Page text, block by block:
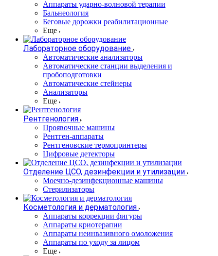
Аппараты ударно-волновой терапии
Бальнеология
Беговые дорожки реабилитационные
Еще
Лабораторное оборудование
Автоматические анализаторы
Автоматические станции выделения и
пробоподготовки
Автоматические стейнеры
Анализаторы
Еще
Рентгенология
Проявочные машины
Рентген-аппараты
Рентгеновские термопринтеры
Цифровые детекторы
Отделение ЦСО, дезинфекции и утилизации
Моечно-дезинфекционные машины
Стерилизаторы
Косметология и дерматология
Аппараты коррекции фигуры
Аппараты криотерапии
Аппараты неинвазивного омоложения
Аппараты по уходу за лицом
Еще